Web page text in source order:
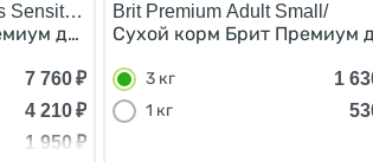
с Чувствительным пищеварением
Sensitive Turkey & Salmon/
для взрослых собак всех пород
7 760₽
4 210₽
1 950 ₽
Brit Premium Adult Small/
Сухой корм Брит Премиум
3 кг 1
1 кг